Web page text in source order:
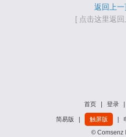
返回上一
[ 点击这里返
首页 登录
简易版 触屏版
© Comsenz